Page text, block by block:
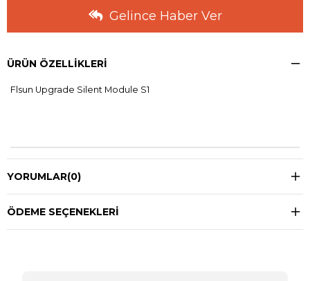
Gelince Haber Ver
ÜRÜN ÖZELLIKLERI
Flsun Upgrade Silent Module S1
YORUMLAR(0)
ÖDEME SEÇENEKLERI